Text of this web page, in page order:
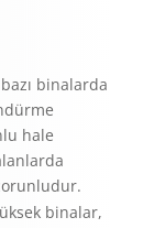
binalarda
hale
binalar,